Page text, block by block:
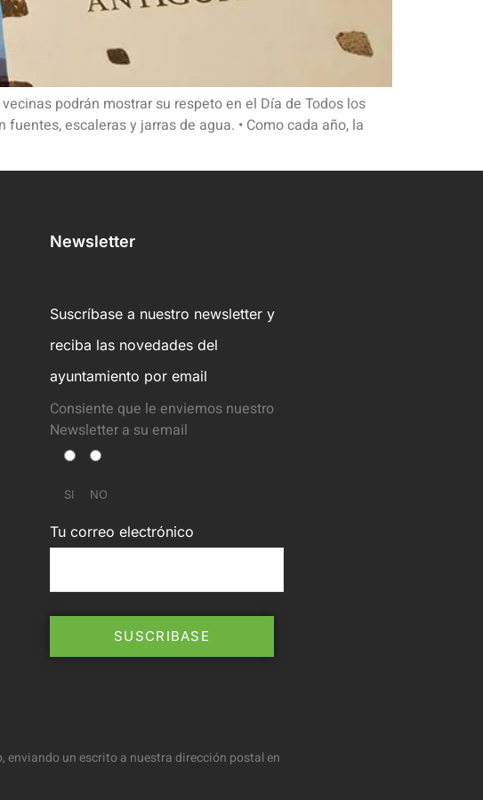
podrán mostrar su respeto en el Día de Todos los
escaleras y jarras de agua. • Como cada año, la
Newsletter
Suscríbase a nuestro newsletter y
reciba las novedades del
ayuntamiento por email
Consiente que le enviemos nuestro
Newsletter a su email
SI NO
Tu correo electrónico
un escrito a nuestra dirección postal en